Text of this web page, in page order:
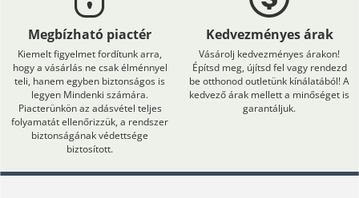
Megbízható piactér
Kiemelt figyelmet fordítunk arra,
hogy a vásárlás ne csak élménnyel
teli, hanem egyben biztonságos is
legyen Mindenki számára.
Piacterünkön az adásvétel teljes
folyamatát ellenőrizzük, a rendszer
biztonságának védettsége
biztosított.
Kedvezményes árak
Vásárolj kedvezményes árakon!
Építsd meg, újítsd fel vagy rendezd
be otthonod outletünk kínálatából! A
kedvező árak mellett a minőséget is
garantáljuk.